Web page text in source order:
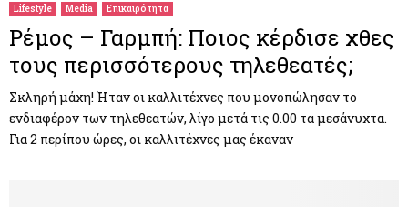
Lifestyle Media Επικαιρότητα
Ρέμος – Γαρμπή: Ποιος κέρδισε χθες
τους περισσότερους τηλεθεατές;
Σκληρή μάχη! Ήταν οι καλλιτέχνες που μονοπώλησαν το
ενδιαφέρον των τηλεθεατών, λίγο μετά τις 0.00 τα μεσάνυχτα.
Για 2 περίπου ώρες, οι καλλιτέχνες μας έκαναν